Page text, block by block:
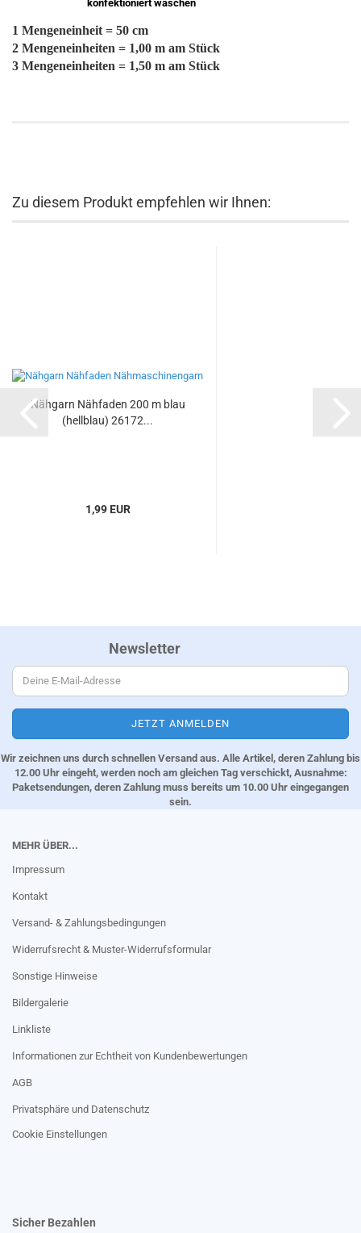
konfektioniert waschen
1 Mengeneinheit = 50 cm
2 Mengeneinheiten = 1,00 m am Stück
3 Mengeneinheiten = 1,50 m am Stück
Zu diesem Produkt empfehlen wir Ihnen:
Nähgarn Nähfaden 200 m blau
(hellblau) 26172...
1,99 EUR
Newsletter
Wir zeichnen uns durch schnellen Versand aus. Alle Artikel, deren Zahlung bis
12.00 Uhr eingeht, werden noch am gleichen Tag verschickt, Ausnahme:
Paketsendungen, deren Zahlung muss bereits um 10.00 Uhr eingegangen
sein.
MEHR ÜBER...
Impressum
Kontakt
Versand- & Zahlungsbedingungen
Widerrufsrecht & Muster-Widerrufsformular
Sonstige Hinweise
Bildergalerie
Linkliste
Informationen zur Echtheit von Kundenbewertungen
AGB
Privatsphäre und Datenschutz
Cookie Einstellungen
Sicher Bezahlen